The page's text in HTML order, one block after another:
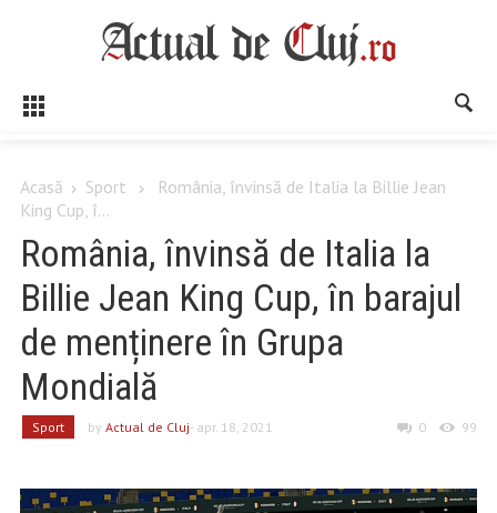
Acasă Sport
România, învinsă de Italia la Billie Jean
King Cup, î...
România, învinsă de Italia la
Billie Jean King Cup, în barajul
de menținere în Grupa
Mondială
Sport by Actual de Cluj- apr. 18, 2021 0 99